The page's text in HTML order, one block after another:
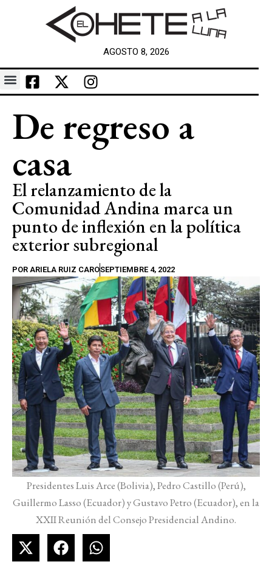
AGOSTO 8, 2026
De regreso a
casa
El relanzamiento de la
Comunidad Andina marca un
punto de inflexión en la política
exterior subregional
POR ARIELA RUIZ CAROSEPTIEMBRE 4, 2022
Presidentes Luis Arce (Bolivia), Pedro Castillo (Perú),
Guillermo Lasso (Ecuador) y Gustavo Petro (Ecuador), en la
XXII Reunión del Consejo Presidencial Andino.